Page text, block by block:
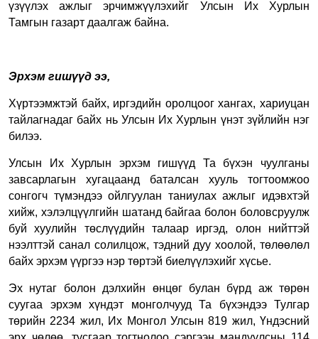
үзүүлэх ажлыг эрчимжүүлэхийг Улсын Их Хурлын
Тамгын газарт даалгаж байна.
Эрхэм гишүүд ээ,
Хүртээмжтэй байх, иргэдийн оролцоог хангах, хариуцан
тайлагнадаг байх нь Улсын Их Хурлын үнэт зүйлийн нэг
билээ.
Улсын Их Хурлын эрхэм гишүүд Та бүхэн чуулганы
завсарлагын хугацаанд баталсан хууль тогтоомжоо
сонгогч түмэндээ ойлгуулан таниулах ажлыг идэвхтэй
хийж, хэлэлцүүлгийн шатанд байгаа болон боловсруулж
буй хуулийн төслүүдийн талаар иргэд, олон нийттэй
нээлттэй санал солилцож, тэдний дуу хоолой, төлөөлөл
байх эрхэм үүргээ нэр төртэй биелүүлэхийг хүсье.
Эх нутаг болон дэлхийн өнцөг булан бүрд аж төрөн
суугаа эрхэм хүндэт монголчууд Та бүхэндээ Тулгар
төрийн 2234 жил, Их Монгол Улсын 819 жил, Үндэсний